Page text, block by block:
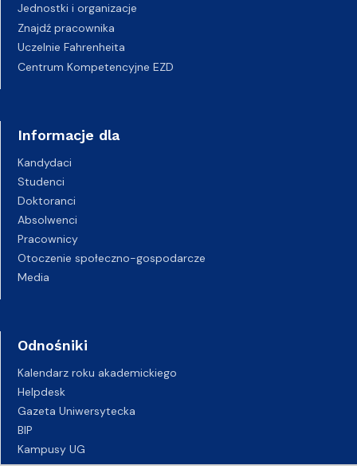
Jednostki i organizacje
Znajdź pracownika
Uczelnie Fahrenheita
Centrum Kompetencyjne EZD
Informacje dla
Kandydaci
Studenci
Doktoranci
Absolwenci
Pracownicy
Otoczenie społeczno-gospodarcze
Media
Odnośniki
Kalendarz roku akademickiego
Helpdesk
Gazeta Uniwersytecka
BIP
Kampusy UG
Biuro Karier UG